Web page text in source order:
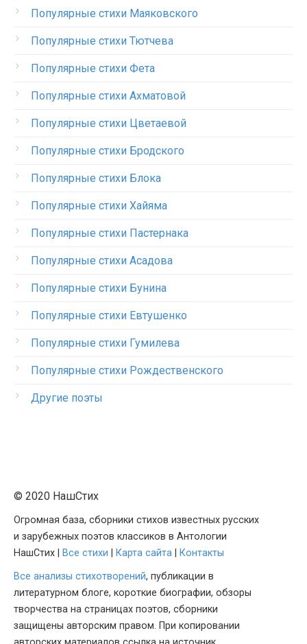
Популярные стихи Маяковского
Популярные стихи Тютчева
Популярные стихи Фета
Популярные стихи Ахматовой
Популярные стихи Цветаевой
Популярные стихи Бродского
Популярные стихи Блока
Популярные стихи Хайяма
Популярные стихи Пастернака
Популярные стихи Асадова
Популярные стихи Бунина
Популярные стихи Евтушенко
Популярные стихи Гумилева
Популярные стихи Рождественского
Другие поэты
© 2020 НашСтих
Огромная база, сборники стихов известных русских
и зарубежных поэтов классиков в Антологии
НашСтих |
Все стихи Карта сайта
Контакты
Все анализы стихотворений, публикации в
литературном блоге, короткие биографии, обзоры
творчества на страницах поэтов, сборники
защищены авторским правом. При копировании